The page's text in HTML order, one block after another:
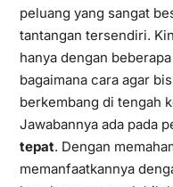
peluang yang sangat
tantangan tersendiri.
hanya dengan
bagaimana cara agar
berkembang di tengah
Jawabannya ada pada
tepat. Dengan
memanfaatkannya